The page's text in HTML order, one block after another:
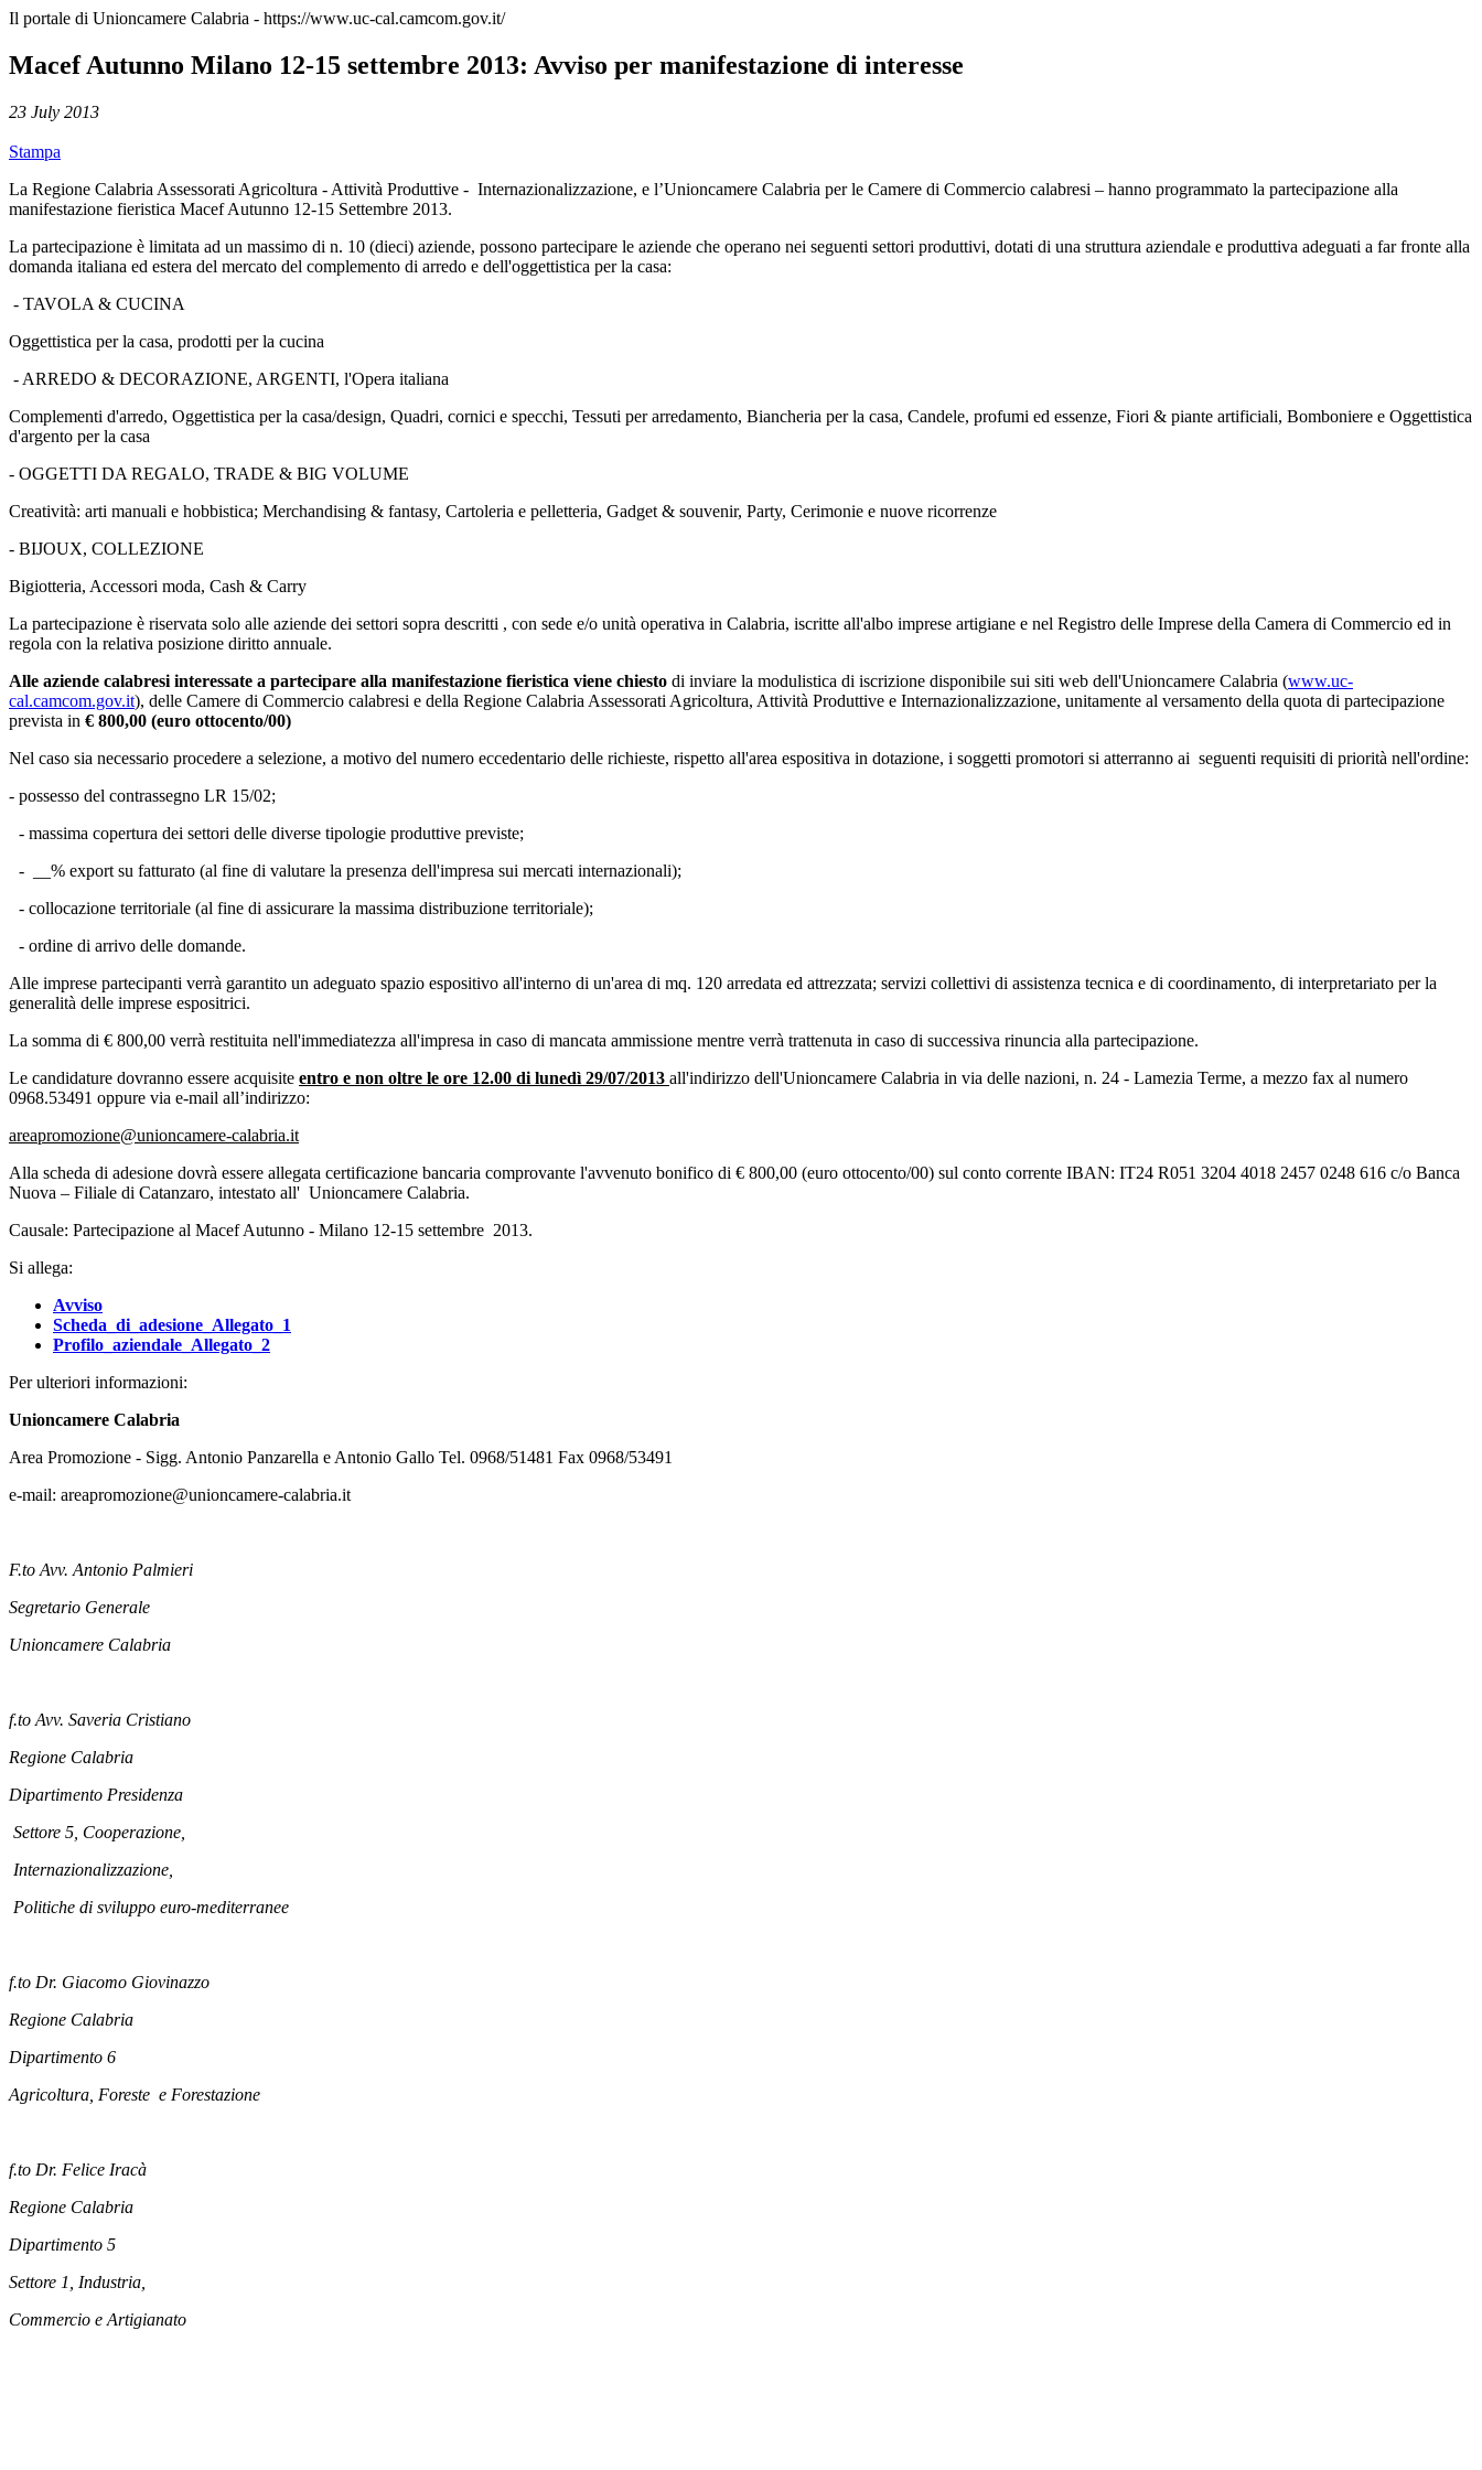
Il portale di Unioncamere Calabria - https://www.uc-cal.camcom.gov.it/
Macef Autunno Milano 12-15 settembre 2013: Avviso per manifestazione di interesse
23 July 2013
Stampa
La Regione Calabria Assessorati Agricoltura - Attività Produttive - Internazionalizzazione, e l’Unioncamere Calabria per le Camere di Commercio calabresi – hanno programmato la partecipazione alla
manifestazione fieristica Macef Autunno 12-15 Settembre 2013.
La partecipazione è limitata ad un massimo di n. 10 (dieci) aziende, possono partecipare le aziende che operano nei seguenti settori produttivi, dotati di una struttura aziendale e produttiva adeguati a far fronte alla
domanda italiana ed estera del mercato del complemento di arredo e dell'oggettistica per la casa:
- TAVOLA & CUCINA
Oggettistica per la casa, prodotti per la cucina
- ARREDO & DECORAZIONE, ARGENTI, l'Opera italiana
Complementi d'arredo, Oggettistica per la casa/design, Quadri, cornici e specchi, Tessuti per arredamento, Biancheria per la casa, Candele, profumi ed essenze, Fiori & piante artificiali, Bomboniere e Oggettistica
d'argento per la casa
- OGGETTI DA REGALO, TRADE & BIG VOLUME
Creatività: arti manuali e hobbistica; Merchandising & fantasy, Cartoleria e pelletteria, Gadget & souvenir, Party, Cerimonie e nuove ricorrenze
- BIJOUX, COLLEZIONE
Bigiotteria, Accessori moda, Cash & Carry
La partecipazione è riservata solo alle aziende dei settori sopra descritti , con sede e/o unità operativa in Calabria, iscritte all'albo imprese artigiane e nel Registro delle Imprese della Camera di Commercio ed in
regola con la relativa posizione diritto annuale.
Alle aziende calabresi interessate a partecipare alla manifestazione fieristica viene chiesto di inviare la modulistica di iscrizione disponibile sui siti web dell'Unioncamere Calabria (www.uc-
cal.camcom.gov.it), delle Camere di Commercio calabresi e della Regione Calabria Assessorati Agricoltura, Attività Produttive e Internazionalizzazione, unitamente al versamento della quota di partecipazione
prevista in € 800,00 (euro ottocento/00)
Nel caso sia necessario procedere a selezione, a motivo del numero eccedentario delle richieste, rispetto all'area espositiva in dotazione, i soggetti promotori si atterranno ai seguenti requisiti di priorità nell'ordine:
- possesso del contrassegno LR 15/02;
- massima copertura dei settori delle diverse tipologie produttive previste;
- __% export su fatturato (al fine di valutare la presenza dell'impresa sui mercati internazionali);
- collocazione territoriale (al fine di assicurare la massima distribuzione territoriale);
- ordine di arrivo delle domande.
Alle imprese partecipanti verrà garantito un adeguato spazio espositivo all'interno di un'area di mq. 120 arredata ed attrezzata; servizi collettivi di assistenza tecnica e di coordinamento, di interpretariato per la
generalità delle imprese espositrici.
La somma di € 800,00 verrà restituita nell'immediatezza all'impresa in caso di mancata ammissione mentre verrà trattenuta in caso di successiva rinuncia alla partecipazione.
Le candidature dovranno essere acquisite entro e non oltre le ore 12.00 di lunedì 29/07/2013 all'indirizzo dell'Unioncamere Calabria in via delle nazioni, n. 24 - Lamezia Terme, a mezzo fax al numero
0968.53491 oppure via e-mail all’indirizzo:
areapromozione@unioncamere-calabria.it
Alla scheda di adesione dovrà essere allegata certificazione bancaria comprovante l'avvenuto bonifico di € 800,00 (euro ottocento/00) sul conto corrente IBAN: IT24 R051 3204 4018 2457 0248 616 c/o Banca
Nuova – Filiale di Catanzaro, intestato all' Unioncamere Calabria.
Causale: Partecipazione al Macef Autunno - Milano 12-15 settembre 2013.
Si allega:
Avviso
Scheda_di_adesione_Allegato_1
Profilo_aziendale_Allegato_2
Per ulteriori informazioni:
Unioncamere Calabria
Area Promozione - Sigg. Antonio Panzarella e Antonio Gallo Tel. 0968/51481 Fax 0968/53491
e-mail: areapromozione@unioncamere-calabria.it
F.to Avv. Antonio Palmieri
Segretario Generale
Unioncamere Calabria
f.to Avv. Saveria Cristiano
Regione Calabria
Dipartimento Presidenza
Settore 5, Cooperazione,
Internazionalizzazione,
Politiche di sviluppo euro-mediterranee
f.to Dr. Giacomo Giovinazzo
Regione Calabria
Dipartimento 6
Agricoltura, Foreste e Forestazione
f.to Dr. Felice Iracà
Regione Calabria
Dipartimento 5
Settore 1, Industria,
Commercio e Artigianato